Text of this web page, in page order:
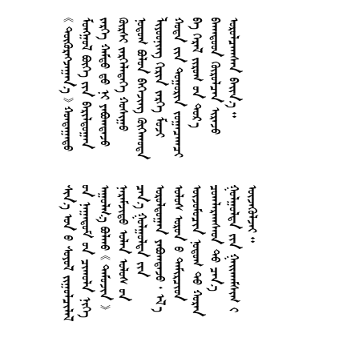

























































































































































































































 











































































































































































































 